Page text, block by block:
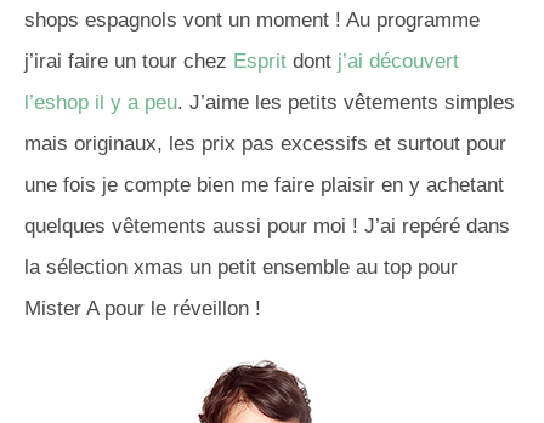
shops espagnols vont un moment ! Au programme
j’irai faire un tour chez Esprit dont j’ai découvert
l’eshop il y a peu. J’aime les petits vêtements simples
mais originaux, les prix pas excessifs et surtout pour
une fois je compte bien me faire plaisir en y achetant
quelques vêtements aussi pour moi ! J’ai repéré dans
la sélection xmas un petit ensemble au top pour
Mister A pour le réveillon !